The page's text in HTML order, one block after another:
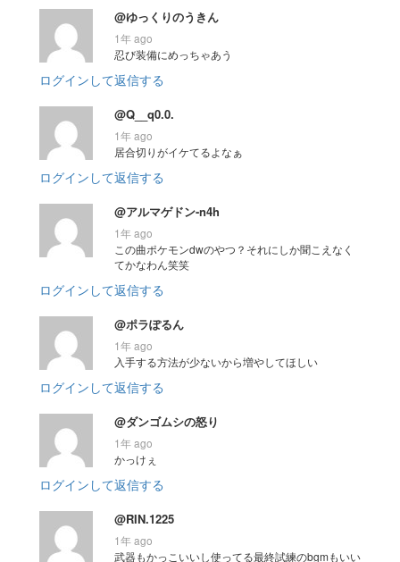
@ゆっくりのうきん
1年 ago
忍び装備にめっちゃあう
ログインして返信する
@Q__q0.0.
1年 ago
居合切りがイケてるよなぁ
ログインして返信する
@アルマゲドン-n4h
1年 ago
この曲ポケモンdwのやつ？それにしか聞こえなく
てかなわん笑笑
ログインして返信する
@ポラぽるん
1年 ago
入手する方法が少ないから増やしてほしい
ログインして返信する
@ダンゴムシの怒り
1年 ago
かっけぇ
ログインして返信する
@RIN.1225
1年 ago
武器もかっこいいし使ってる最終試練のbgmもいい